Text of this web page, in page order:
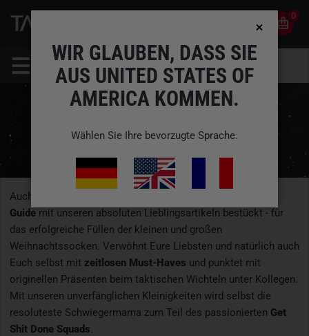
0
Auch dieses Jahr haben wir wieder unseren
Guide mit unseren absoluten Lieblingsartikeln bestückt - für
das erfolgreiche Füllen der kleinen und großen
Weihnachtssocken. Verwöhnt Eure Liebsten und natürlich auch
Euch selbst mit zeitlosen Must-Haves und punktet mit
originellen Präsenten beim taktischen Wichteln unter Kollegen.
Mit unseren unverfänglichen Kleinigkeiten wird selbst die
resoluteste Schwiegermama zum Teil des passionierten Get
Shit Done Squads.
WIR GLAUBEN, DASS SIE
AUS UNITED STATES OF
AMERICA KOMMEN.
Wählen Sie Ihre bevorzugte Sprache.